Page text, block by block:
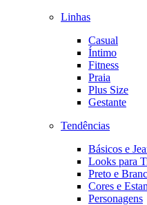
Linhas
Casual
Íntimo
Fitness
Praia
Plus Size
Gestante
Tendências
Básicos e
Looks para
Preto e
Cores e
Personagens